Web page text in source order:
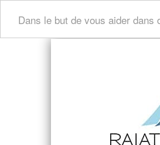
Dans le but de vous aider